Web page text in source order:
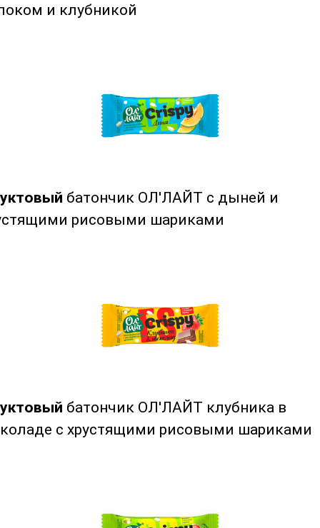
и клубникой
батончик ОЛ'ЛАЙТ с дыней и
рисовыми шариками
батончик ОЛ'ЛАЙТ клубника в
с хрустящими рисовыми шариками